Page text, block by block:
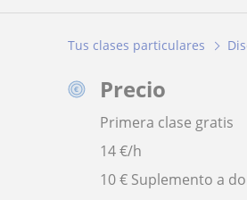
Tus clases particulares
Precio
Primera clase gratis
14€/h
10 € Suplemento a